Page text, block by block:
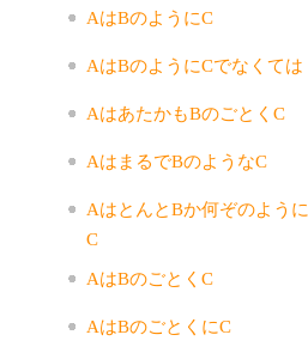
AはBのようにC
AはBのようにCでなくては
AはあたかもBのごとくC
AはまるでBのようなC
AはとんとBか何ぞのように
C
AはBのごとくC
AはBのごとくにC